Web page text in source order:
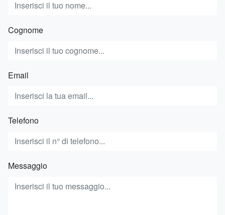
Cognome
Email
Telefono
Messaggio